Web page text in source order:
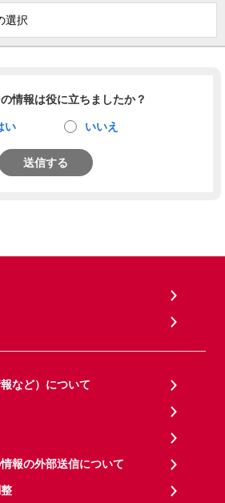
選択
情報は役に立ちましたか？
い いいえ
送信する
など）について
報の外部送信について